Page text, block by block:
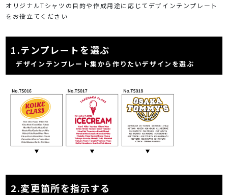
オリジナルTシャツの目的や作成用途に応じてデザインテンプレート
をお役立てください
1.テンプレートを選ぶ
デザインテンプレート集から作りたいデザインを選ぶ
2.変更箇所を指示する